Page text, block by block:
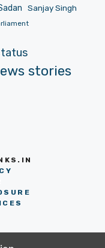
Sanjay Singh
stories